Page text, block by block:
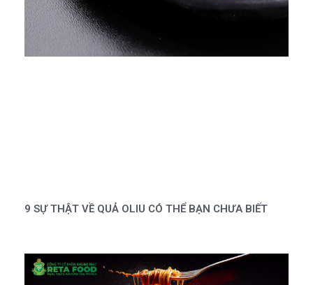
9 SỰ THẬT VỀ QUẢ OLIU CÓ THỂ BẠN CHƯA BIẾT